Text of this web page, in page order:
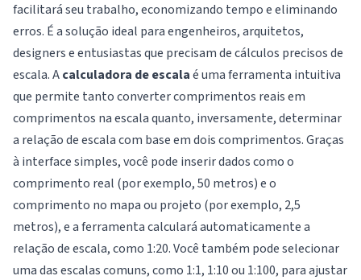
facilitará seu trabalho, economizando tempo e eliminando
erros. É a solução ideal para engenheiros, arquitetos,
designers e entusiastas que precisam de cálculos precisos de
escala. Acalculadora de escalaé uma ferramenta intuitiva
que permite tanto converter comprimentos reais em
comprimentos na escala quanto, inversamente, determinar
a relação de escala com base em dois comprimentos. Graças
à interface simples, você pode inserir dados como o
comprimento real (por exemplo, 50 metros) e o
comprimento no mapa ou projeto (por exemplo, 2,5
metros), e a ferramenta calculará automaticamente a
relação de escala, como 1:20. Você também pode selecionar
uma das escalas comuns, como 1:1, 1:10 ou 1:100, para ajustar